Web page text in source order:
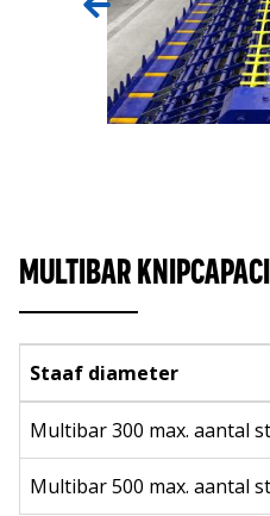
MULTIBAR
Staaf diameter
Multibar 300 max. aantal
Multibar 500 max. aantal